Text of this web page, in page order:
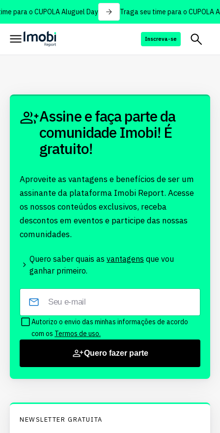
para o CUPOLA Aluguel Day Traga seu time para o CUPOLA
Inscreva-se
Assine e faça parte da
comunidade Imobi! É
gratuito!
Aproveite as vantagens e benefícios de ser um
assinante da plataforma Imobi Report. Acesse
os nossos conteúdos exclusivos, receba
descontos em eventos e participe das nossas
comunidades.
Quero saber quais as vantagens que vou
ganhar primeiro.
Autorizo o envio das minhas informações de acordo
com os Termos de uso.
Quero fazer parte
NEWSLETTER GRATUITA